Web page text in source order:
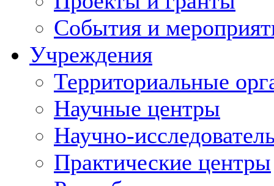
События и
Учреждения
Территориальные
Научные центры
Научно-
Практические центры